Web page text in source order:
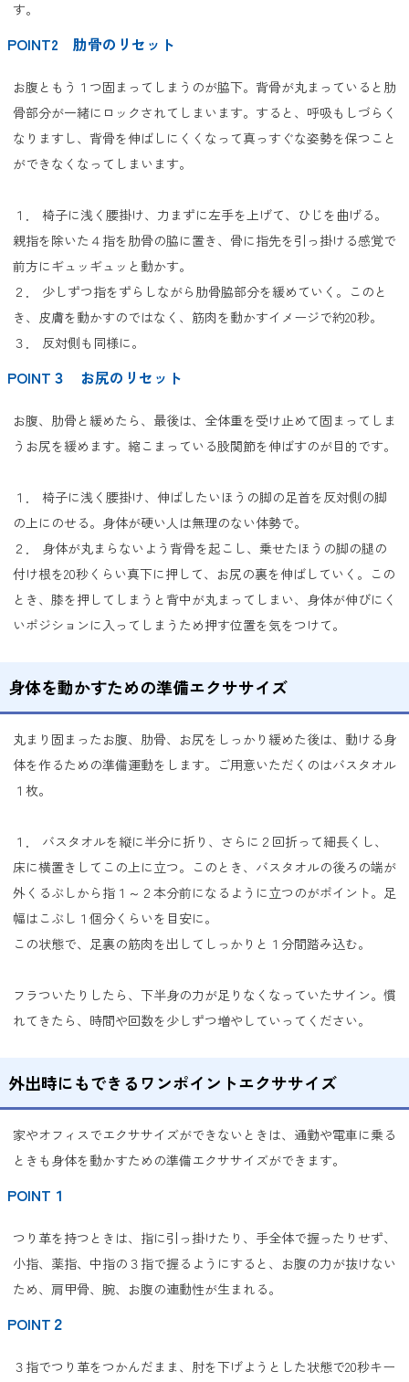
す。
POINT2 肋骨のリセット
お腹ともう１つ固まってしまうのが脇下。背骨が丸まっていると肋
骨部分が一緒にロックされてしまいます。すると、呼吸もしづらく
なりますし、背骨を伸ばしにくくなって真っすぐな姿勢を保つこと
ができなくなってしまいます。
１． 椅子に浅く腰掛け、力まずに左手を上げて、ひじを曲げる。
親指を除いた４指を肋骨の脇に置き、骨に指先を引っ掛ける感覚で
前方にギュッギュッと動かす。
２． 少しずつ指をずらしながら肋骨脇部分を緩めていく。このと
き、皮膚を動かすのではなく、筋肉を動かすイメージで約20秒。
３． 反対側も同様に。
POINT３ お尻のリセット
お腹、肋骨と緩めたら、最後は、全体重を受け止めて固まってしま
うお尻を緩めます。縮こまっている股関節を伸ばすのが目的です。
１． 椅子に浅く腰掛け、伸ばしたいほうの脚の足首を反対側の脚
の上にのせる。身体が硬い人は無理のない体勢で。
２． 身体が丸まらないよう背骨を起こし、乗せたほうの脚の腿の
付け根を20秒くらい真下に押して、お尻の裏を伸ばしていく。この
とき、膝を押してしまうと背中が丸まってしまい、身体が伸びにく
いポジションに入ってしまうため押す位置を気をつけて。
身体を動かすための準備エクササイズ
丸まり固まったお腹、肋骨、お尻をしっかり緩めた後は、動ける身
体を作るための準備運動をします。ご用意いただくのはバスタオル
１枚。
１． バスタオルを縦に半分に折り、さらに２回折って細長くし、
床に横置きしてこの上に立つ。このとき、バスタオルの後ろの端が
外くるぶしから指１～２本分前になるように立つのがポイント。足
幅はこぶし１個分くらいを目安に。
この状態で、足裏の筋肉を出してしっかりと１分間踏み込む。
フラついたりしたら、下半身の力が足りなくなっていたサイン。慣
れてきたら、時間や回数を少しずつ増やしていってください。
外出時にもできるワンポイントエクササイズ
家やオフィスでエクササイズができないときは、通勤や電車に乗る
ときも身体を動かすための準備エクササイズができます。
POINT１
つり革を持つときは、指に引っ掛けたり、手全体で握ったりせず、
小指、薬指、中指の３指で握るようにすると、お腹の力が抜けない
ため、肩甲骨、腕、お腹の連動性が生まれる。
POINT２
３指でつり革をつかんだまま、肘を下げようとした状態で20秒キー